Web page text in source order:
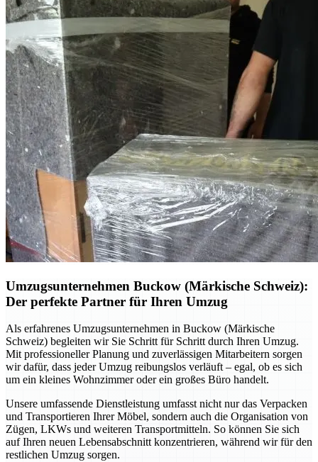
Umzugsunternehmen Buckow (Märkische Schweiz):
Der perfekte Partner für Ihren Umzug
Als erfahrenes Umzugsunternehmen in Buckow (Märkische
Schweiz) begleiten wir Sie Schritt für Schritt durch Ihren Umzug.
Mit professioneller Planung und zuverlässigen Mitarbeitern sorgen
wir dafür, dass jeder Umzug reibungslos verläuft – egal, ob es sich
um ein kleines Wohnzimmer oder ein großes Büro handelt.
Unsere umfassende Dienstleistung umfasst nicht nur das Verpacken
und Transportieren Ihrer Möbel, sondern auch die Organisation von
Zügen, LKWs und weiteren Transportmitteln. So können Sie sich
auf Ihren neuen Lebensabschnitt konzentrieren, während wir für den
restlichen Umzug sorgen.